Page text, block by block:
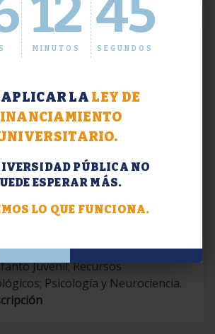
12
MINUTOS
46
SEGUNDOS
LA LEY DE
PÚBLICA NO
ESPERAR MÁS.
LO QUE FUNCIONA.
Diplomaturas 2026.
Problemáticas en el
Juvenil; Recursos
Psicología y Neurociencia.